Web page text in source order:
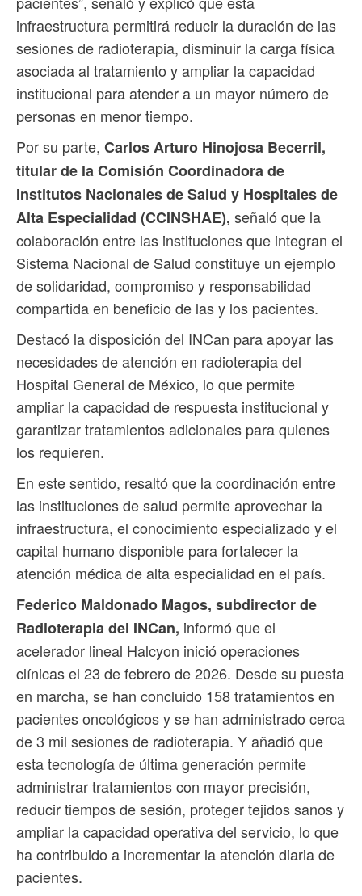
infraestructura permitirá reducir la duración de las
sesiones de radioterapia, disminuir la carga física
asociada al tratamiento y ampliar la capacidad
institucional para atender a un mayor número de
personas en menor tiempo.
Por su parte, Carlos Arturo Hinojosa Becerril,
titular de la Comisión Coordinadora de
Institutos Nacionales de Salud y Hospitales de
Alta Especialidad (CCINSHAE), señaló que la
colaboración entre las instituciones que integran el
Sistema Nacional de Salud constituye un ejemplo
de solidaridad, compromiso y responsabilidad
compartida en beneficio de las y los pacientes.
Destacó la disposición del INCan para apoyar las
necesidades de atención en radioterapia del
Hospital General de México, lo que permite
ampliar la capacidad de respuesta institucional y
garantizar tratamientos adicionales para quienes
los requieren.
En este sentido, resaltó que la coordinación entre
las instituciones de salud permite aprovechar la
infraestructura, el conocimiento especializado y el
capital humano disponible para fortalecer la
atención médica de alta especialidad en el país.
Federico Maldonado Magos, subdirector de
Radioterapia del INCan, informó que el
acelerador lineal Halcyon inició operaciones
clínicas el 23 de febrero de 2026. Desde su puesta
en marcha, se han concluido 158 tratamientos en
pacientes oncológicos y se han administrado cerca
de 3 mil sesiones de radioterapia. Y añadió que
esta tecnología de última generación permite
administrar tratamientos con mayor precisión,
reducir tiempos de sesión, proteger tejidos sanos y
ampliar la capacidad operativa del servicio, lo que
ha contribuido a incrementar la atención diaria de
pacientes.